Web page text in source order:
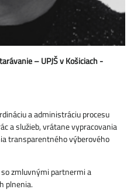
– UPJŠ v Košiciach -
a administráciu procesu
a služieb, vrátane vypracovania
transparentného výberového
zmluvnými partnermi a
plnenia.